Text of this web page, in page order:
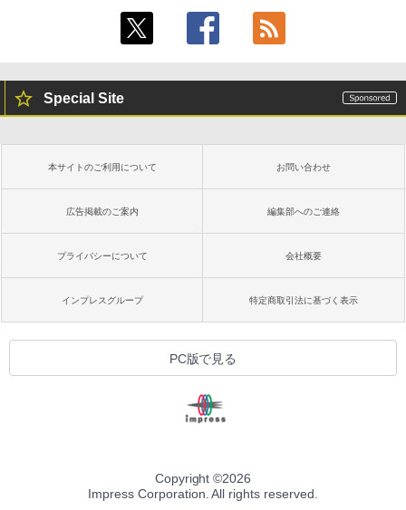
Special Site
本サイトのご利用について お問い合わせ
広告掲載のご案内 編集部へのご連絡
プライバシーについて 会社概要
インプレスグループ 特定商取引法に基づく表示
PC版で見る
Copyright ©2026
Impress Corporation. All rights reserved.